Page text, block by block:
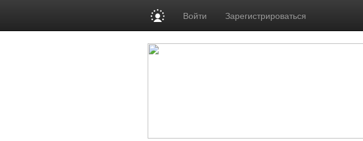
Войти Зарегистрироваться